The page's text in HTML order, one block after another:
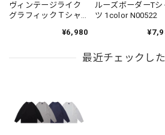
ヴィンテージライク
グラフィックＴシャ
¥6,980
ルーズボーダーTシ
ツ 1color N00522
最近チェックし